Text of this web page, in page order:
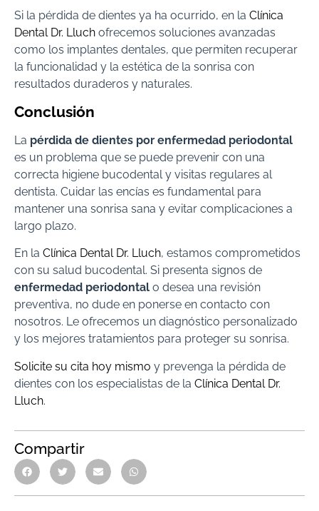
Si la pérdida de dientes ya ha ocurrido, en la Clínica
Dental Dr. Lluch ofrecemos soluciones avanzadas
como los implantes dentales, que permiten recuperar
la funcionalidad y la estética de la sonrisa con
resultados duraderos y naturales.
Conclusión
La pérdida de dientes por enfermedad periodontal
es un problema que se puede prevenir con una
correcta higiene bucodental y visitas regulares al
dentista. Cuidar las encías es fundamental para
mantener una sonrisa sana y evitar complicaciones a
largo plazo.
En la Clínica Dental Dr. Lluch, estamos comprometidos
con su salud bucodental. Si presenta signos de
enfermedad periodontal o desea una revisión
preventiva, no dude en ponerse en contacto con
nosotros. Le ofrecemos un diagnóstico personalizado
y los mejores tratamientos para proteger su sonrisa.
Solicite su cita hoy mismo y prevenga la pérdida de
dientes con los especialistas de la Clínica Dental Dr.
Lluch.
Compartir